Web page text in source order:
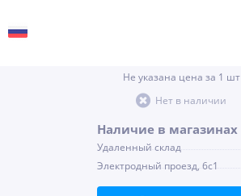
Не указана цена за 1 шт
Нет в наличии
Наличие в магазинах
Удаленный склад
Электродный проезд, 6с1